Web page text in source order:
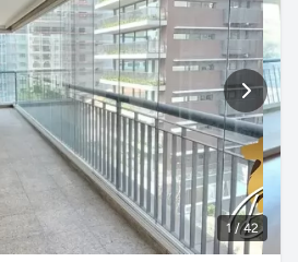
1/ 42